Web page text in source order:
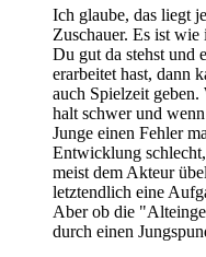
Ich glaube, das liegt
Zuschauer. Es ist
Du gut da stehst und
erarbeitet hast, dann
auch Spielzeit geben.
halt schwer und
Junge einen Fehler
Entwicklung
meist dem Akteur
letztendlich eine
Aber ob die
durch einen